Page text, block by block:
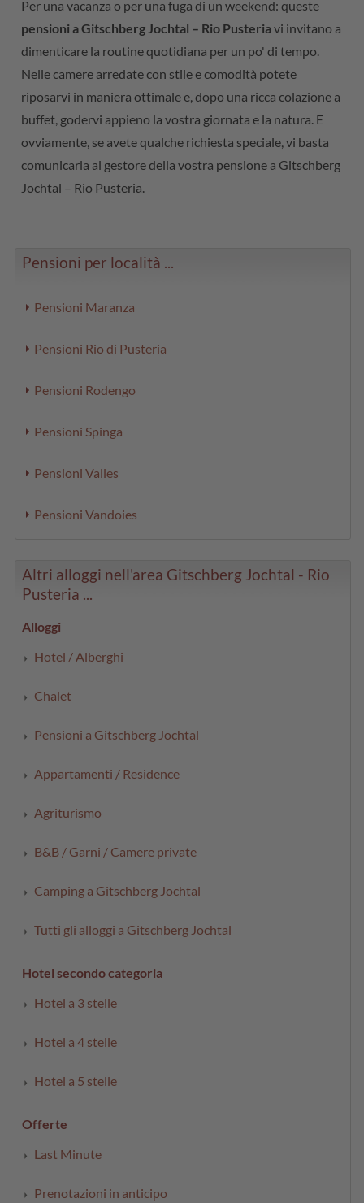
Per una vacanza o per una fuga di un weekend: queste
pensioni a Gitschberg Jochtal – Rio Pusteriavi invitano a
dimenticare la routine quotidiana per un po' di tempo.
Nelle camere arredate con stile e comodità potete
riposarvi in maniera ottimale e, dopo una ricca colazione a
buffet, godervi appieno la vostra giornata e la natura. E
ovviamente, se avete qualche richiesta speciale, vi basta
comunicarla al gestore della vostra pensione a Gitschberg
Jochtal – Rio Pusteria.
Pensioni per località ...
Pensioni Maranza
Pensioni Rio di Pusteria
Pensioni Rodengo
Pensioni Spinga
Pensioni Valles
Pensioni Vandoies
Altri alloggi nell'area Gitschberg Jochtal - Rio
Pusteria ...
Alloggi
Hotel / Alberghi
Chalet
Pensioni a Gitschberg Jochtal
Appartamenti / Residence
Agriturismo
B&B / Garni / Camere private
Camping a Gitschberg Jochtal
Tutti gli alloggi a Gitschberg Jochtal
Hotel secondo categoria
Hotel a 3 stelle
Hotel a 4 stelle
Hotel a 5 stelle
Offerte
Last Minute
Prenotazioni in anticipo